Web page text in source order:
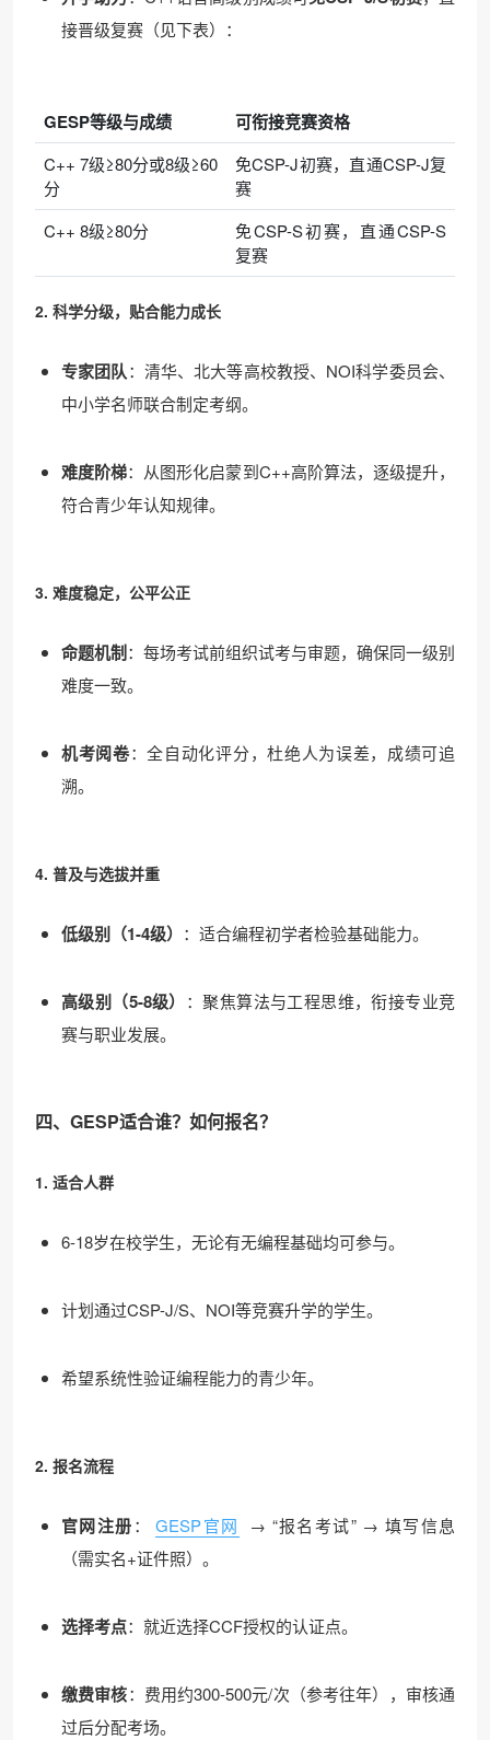
接晋级复赛（见下表）：
GESP等级与成绩 可衔接竞赛资格
C++ 7级≥80分或8级≥60
分
免CSP-J初赛，直通CSP-J复
赛
C++ 8级≥80分
免CSP-S初赛，直通CSP-S
复赛
2. 科学分级，贴合能力成长
专家团队：清华、北大等高校教授、NOI科学委员会、
中小学名师联合制定考纲。
难度阶梯：从图形化启蒙到C++高阶算法，逐级提升，
符合青少年认知规律。
3. 难度稳定，公平公正
命题机制：每场考试前组织试考与审题，确保同一级别
难度一致。
机考阅卷：全自动化评分，杜绝人为误差，成绩可追
溯。
4. 普及与选拔并重
低级别（1-4级） ：适合编程初学者检验基础能力。
高级别（5-8级） ：聚焦算法与工程思维，衔接专业竞
赛与职业发展。
四、GESP适合谁？如何报名？
1. 适合人群
6-18岁在校学生，无论有无编程基础均可参与。
计划通过CSP-J/S、NOI等竞赛升学的学生。
希望系统性验证编程能力的青少年。
2. 报名流程
官网注册： GESP官网
→ “报名考试” → 填写信息
（需实名+证件照）。
选择考点：就近选择CCF授权的认证点。
缴费审核：费用约300-500元/次（参考往年），审核通
过后分配考场。